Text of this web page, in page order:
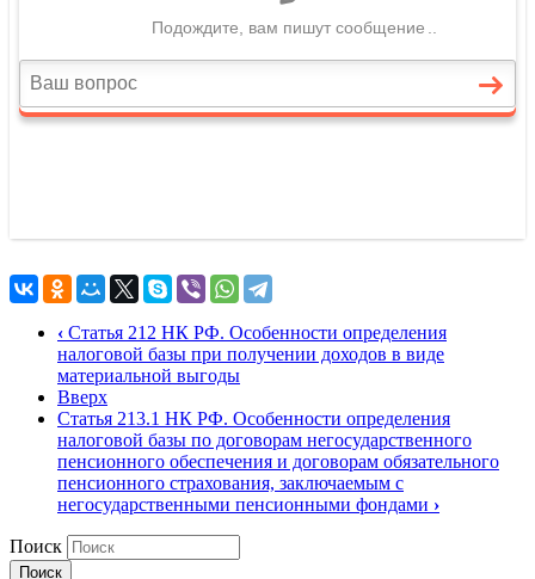
‹ Статья 212 НК РФ. Особенности определения
налоговой базы при получении доходов в виде
материальной выгоды
Вверх
Статья 213.1 НК РФ. Особенности определения
налоговой базы по договорам негосударственного
пенсионного обеспечения и договорам обязательного
пенсионного страхования, заключаемым с
негосударственными пенсионными фондами ›
Поиск